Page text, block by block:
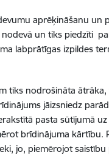
aprēķināšanu un
un tiks piedzīti
labprātīgas izpildes
tiks nodrošināta ātrāka,
jāizsniedz
pasta sūtījumā
brīdinājuma kārtību.
jo, piemērojot